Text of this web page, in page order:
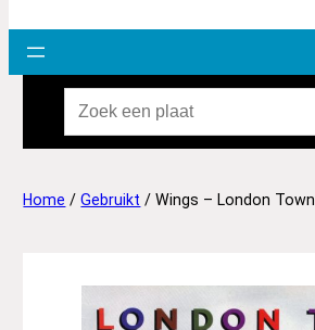
Home /Gebruikt / Wings – London Town